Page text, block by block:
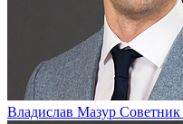
Владислав Мазур Советник